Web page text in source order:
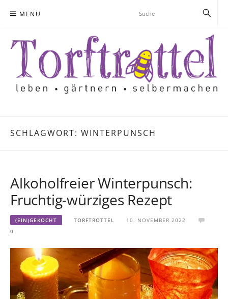
MENU
SCHLAGWORT: WINTERPUNSCH
Alkoholfreier Winterpunsch:
Fruchtig-würziges Rezept
(EIN)GEKOCHT TORFTROTTEL
10. NOVEMBER 2022
0